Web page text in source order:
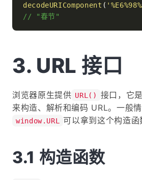
decodeURIComponent (
// "春节"
URL 接口
浏览器原生提供 URL()
接口，它
来构造、解析和编码 URL。一般
window.URL 可以拿到这个构造函
构造函数